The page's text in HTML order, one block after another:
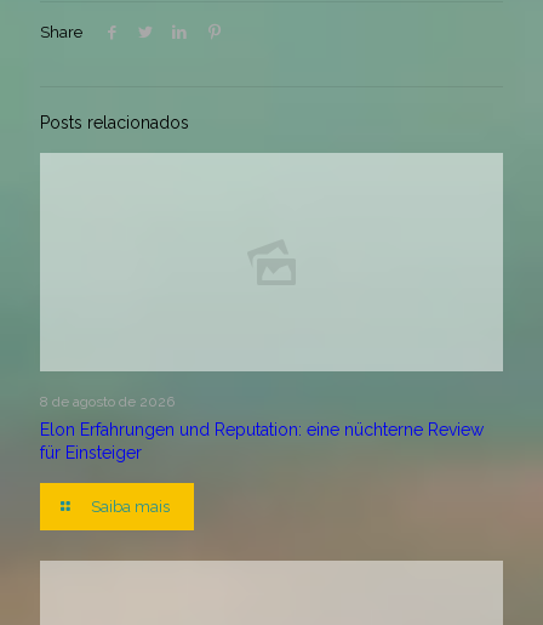
Share
Posts relacionados
8 de agosto de 2026
Elon Erfahrungen und Reputation: eine nüchterne Review
für Einsteiger
Saiba mais